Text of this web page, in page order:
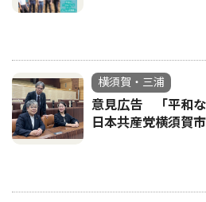
横須賀・三浦
意見広告 「平和
日本共産党横須賀